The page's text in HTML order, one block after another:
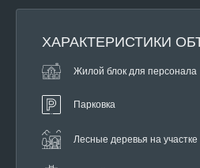
ХАРАКТЕРИСТИКИ
Жилой блок для персонала
Парковка
Лесные деревья на участке